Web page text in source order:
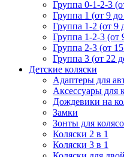
Группа 0-1-2-3
Группа 1 (от 9
Группа 1-2 (от 9
Группа 1-2-3 (от
Группа 2-3 (от
Группа 3 (от 22
Детские коляски
Адаптеры для
Аксессуары для
Дождевики на
Замки
Зонты для
Коляски 2 в 1
Коляски 3 в 1